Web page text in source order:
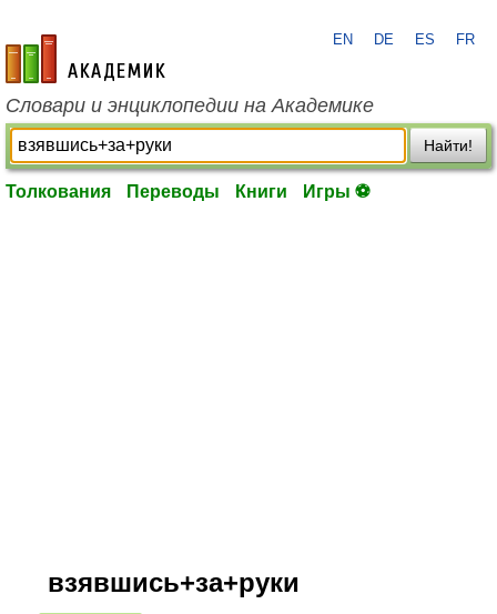
academic.ru
EN DE ES FR
Словари и энциклопедии на Академике
Найти!
Толкования Переводы Книги Игры ⚽
взявшись+за+руки